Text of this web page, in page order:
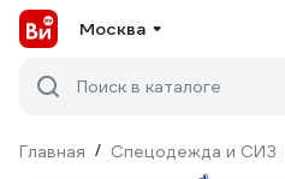
Москва
Поиск в каталоге
Главная / Спецодежда и СИЗ